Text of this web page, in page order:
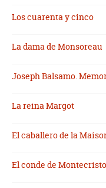
Los cuarenta y cinco
La dama de Monsoreau
Joseph Balsamo.
La reina Margot
El caballero de la
El conde de Montecristo